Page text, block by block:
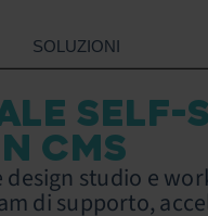
SOLUZIONI
SELF-
CMS
studio e
di supporto,